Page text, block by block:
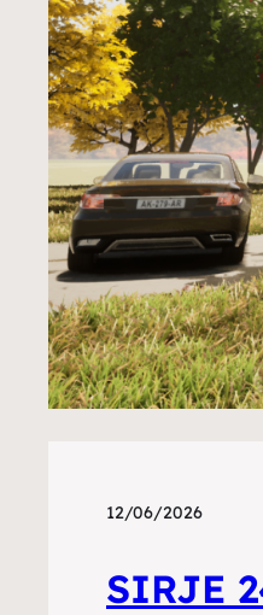
12/06/2026
SIRJE